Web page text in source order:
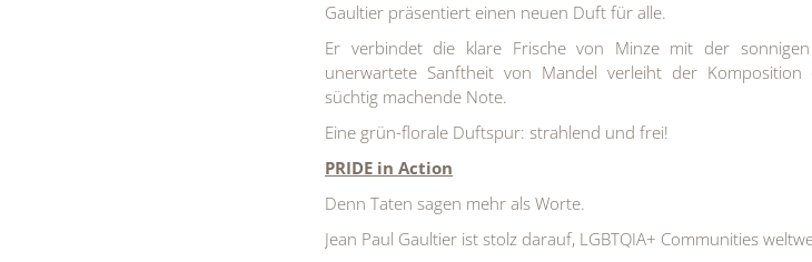
Gaultier präsentiert einen neuen Duft für alle.
Er verbindet die klare Frische von Minze mit der
unerwartete Sanftheit von Mandel verleiht der
süchtig machende Note.
Eine grün-florale Duftspur: strahlend und frei!
PRIDE in Action
Denn Taten sagen mehr als Worte.
Jean Paul Gaultier ist stolz darauf, LGBTQIA+ Communities